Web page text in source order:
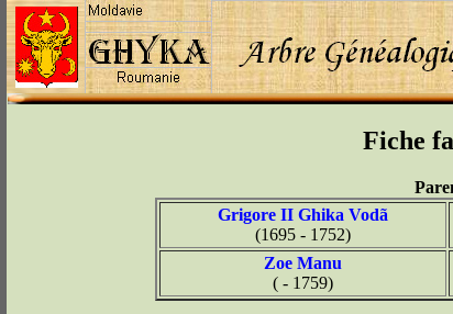
Fiche
Grigore II Ghika Vodã
(1695 - 1752)
Zoe Manu
( - 1759)